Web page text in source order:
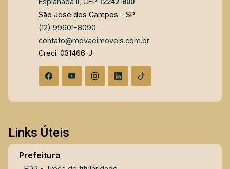
12242-800
São José dos Campos - SP
(12) 99601-8090
contato@movaeimoveis.com.br
Creci: 031466-J
Links Úteis
Prefeitura